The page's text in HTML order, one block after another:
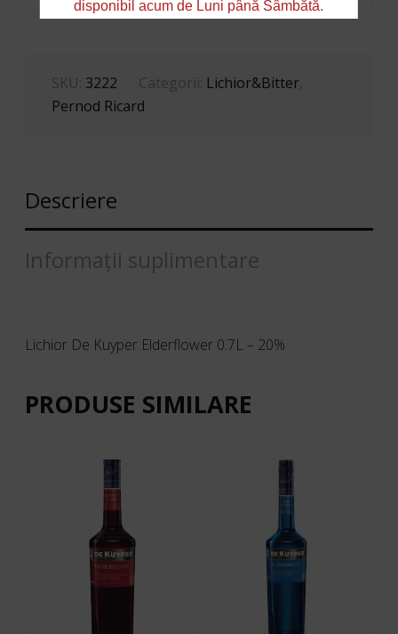
ELDERFLOWER
SKU: 3222 Categorii: Lichior&Bitter
Pernod Ricard
Descriere
Informații suplimentare
Lichior De Kuyper Elderflower 0.7L – 20%
PRODUSE SIMILARE
disponibil acum de Luni până Sâmbătă.